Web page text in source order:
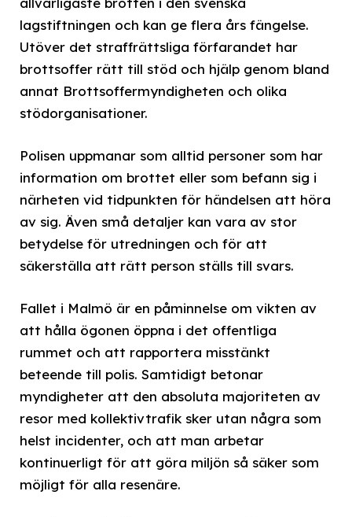
lagstiftningen och kan ge flera års fängelse.
Utöver det straffrättsliga förfarandet har
brottsoffer rätt till stöd och hjälp genom bland
annat Brottsoffermyndigheten och olika
stödorganisationer.
Polisen uppmanar som alltid personer som har
information om brottet eller som befann sig i
närheten vid tidpunkten för händelsen att höra
av sig. Även små detaljer kan vara av stor
betydelse för utredningen och för att
säkerställa att rätt person ställs till svars.
Fallet i Malmö är en påminnelse om vikten av
att hålla ögonen öppna i det offentliga
rummet och att rapportera misstänkt
beteende till polis. Samtidigt betonar
myndigheter att den absoluta majoriteten av
resor med kollektivtrafik sker utan några som
helst incidenter, och att man arbetar
kontinuerligt för att göra miljön så säker som
möjligt för alla resenäre.